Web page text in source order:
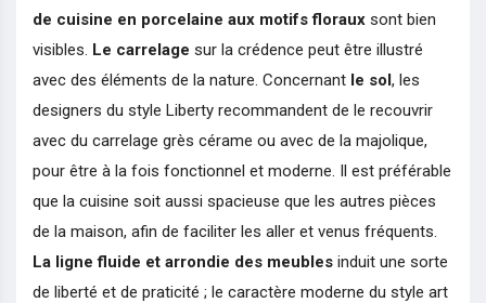
de cuisine en porcelaine aux motifs floraux sont bien
visibles. Le carrelage sur la crédence peut être illustré
avec des éléments de la nature. Concernant le sol, les
designers du style Liberty recommandent de le recouvrir
avec du carrelage grès cérame ou avec de la majolique,
pour être à la fois fonctionnel et moderne. Il est préférable
que la cuisine soit aussi spacieuse que les autres pièces
de la maison, afin de faciliter les aller et venus fréquents.
La ligne fluide et arrondie des meubles induit une sorte
de liberté et de praticité ; le caractère moderne du style art